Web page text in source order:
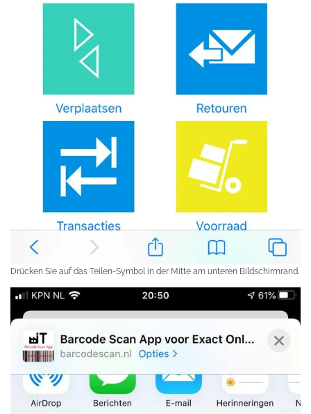
Drücken Sie auf das Teilen-Symbol in der Mitte am unteren Bildschirmrand.